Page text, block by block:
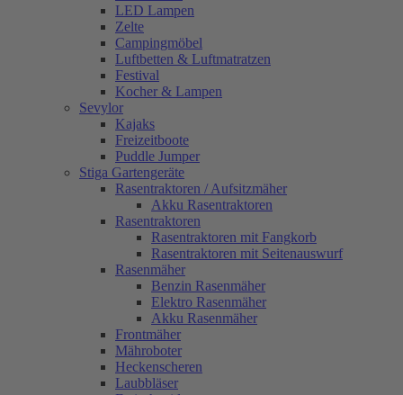
LED Lampen
Zelte
Campingmöbel
Luftbetten & Luftmatratzen
Festival
Kocher & Lampen
Sevylor
Kajaks
Freizeitboote
Puddle Jumper
Stiga Gartengeräte
Rasentraktoren / Aufsitzmäher
Akku Rasentraktoren
Rasentraktoren
Rasentraktoren mit Fangkorb
Rasentraktoren mit Seitenauswurf
Rasenmäher
Benzin Rasenmäher
Elektro Rasenmäher
Akku Rasenmäher
Frontmäher
Mähroboter
Heckenscheren
Laubbläser